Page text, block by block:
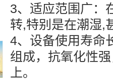
3、适应范围广
转,特别是在潮湿,
4、设备使用寿命
组成，抗氧化性
上。